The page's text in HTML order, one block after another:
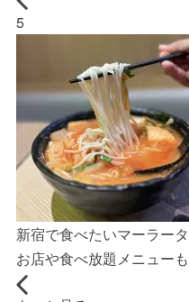
5
新宿で食べたいマーラー
お店や食べ放題メニューも